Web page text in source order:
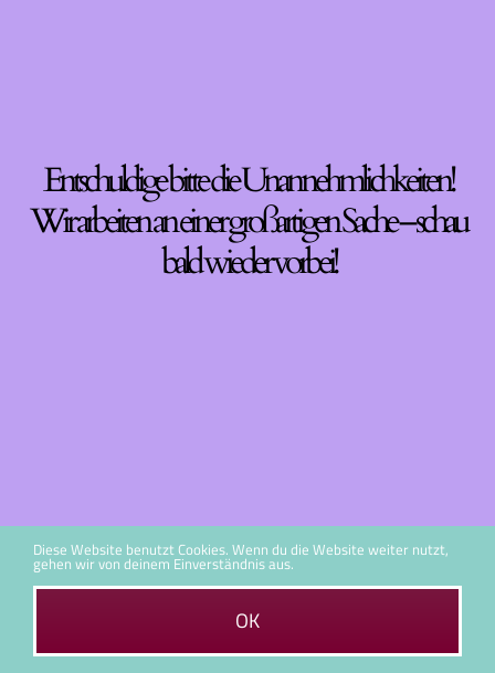
Entschuldige bitte die Unannehmlichkeiten!
Wir arbeiten an einer großartigen Sache – schau
bald wieder vorbei!
Diese Website benutzt Cookies. Wenn du die Website weiter nutzt,
gehen wir von deinem Einverständnis aus.
OK